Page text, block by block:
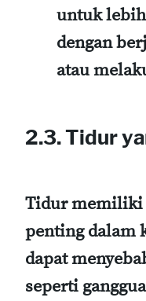
untuk
dengan
atau
2.3. Tidur
Tidur memiliki
penting dalam
dapat
seperti